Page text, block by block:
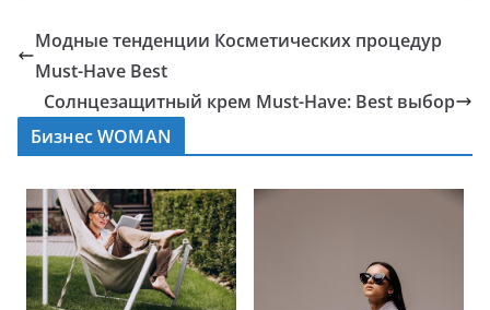
Модные тенденции Косметических процедур
Must-Have Best
Солнцезащитный крем Must-Have: Best выбор
Бизнес WOMAN